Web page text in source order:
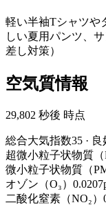
軽い半袖Tシャツや
しい夏用パンツ、
差し対策）
空気質情報
29,802 秒後 時点
総合大気指数35 · 良
超微小粒子状物質（
微小粒子状物質（
オゾン（O₃）
二酸化窒素（NO₂）